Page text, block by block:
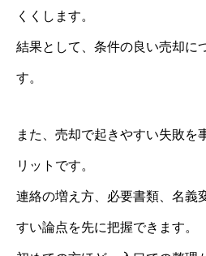
くくします。
結果として、条件の良い売却に
す。
また、売却で起きやすい失敗を
リットです。
連絡の増え方、必要書類、名義
すい論点を先に把握できます。